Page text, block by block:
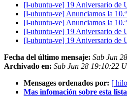
[l-ubuntu-ve] 19 Aniversario de
[l-ubuntu-ve] Anunciamos la
[l-ubuntu-ve] Anunciamos la
[l-ubuntu-ve] 19 Aniversario de
[l-ubuntu-ve] 19 Aniversario de
Fecha del último mensaje: Sab Jun
Archivado en: Sab Jun 28 19:10:22
Mensages ordenados por: [
Mas infomación sobre esta